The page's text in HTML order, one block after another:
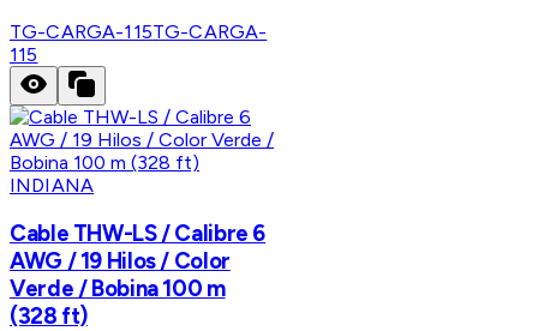
TG-CARGA-115TG-CARGA-
115
INDIANA
Cable THW-LS / Calibre 6
AWG / 19 Hilos / Color
Verde / Bobina 100 m
(328 ft)